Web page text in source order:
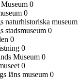
0
0
naturhistoriska museum
stadsmuseum 0
0
0
Museum 0
0
läns museum 0